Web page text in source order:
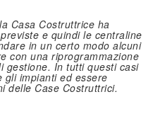
Casa Costruttrice ha
e quindi le centraline
in un certo modo alcuni
con una riprogrammazione
gestione. In tutti questi casi
gli impianti ed essere
delle Case Costruttrici.